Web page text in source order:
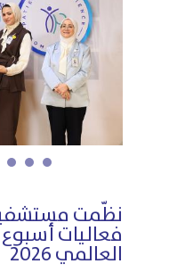
5 6 7
نظّمت
فعاليات
العالمي 2026